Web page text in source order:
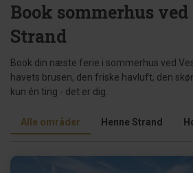
Book sommerhus
Strand
Book din næste ferie i sommerhus ved
havets brusen, den friske havluft, den
kun én ting - det er dig.
Alle områder Henne Strand